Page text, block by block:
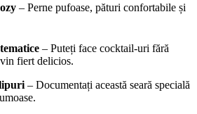
– Perne pufoase, pături confortabile și
– Puteți face cocktail-uri fără
fiert delicios.
– Documentați această seară specială